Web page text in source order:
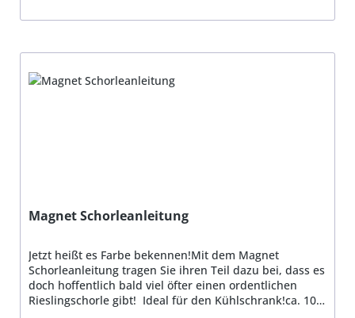
Magnet Schorleanleitung
Jetzt heißt es Farbe bekennen!Mit dem Magnet
Schorleanleitung tragen Sie ihren Teil dazu bei, dass es
doch hoffentlich bald viel öfter einen ordentlichen
Rieslingschorle gibt! Ideal für den Kühlschrank!ca. 10,5